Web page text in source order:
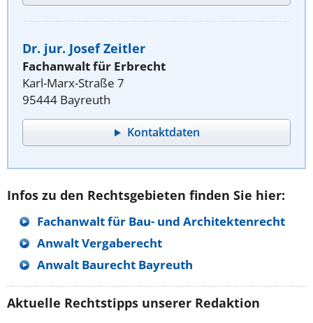
Dr. jur. Josef Zeitler
Fachanwalt für Erbrecht
Karl-Marx-Straße 7
95444 Bayreuth
Kontaktdaten
Infos zu den Rechtsgebieten finden Sie hier:
Fachanwalt für Bau- und Architektenrecht
Anwalt Vergaberecht
Anwalt Baurecht Bayreuth
Aktuelle Rechtstipps unserer Redaktion